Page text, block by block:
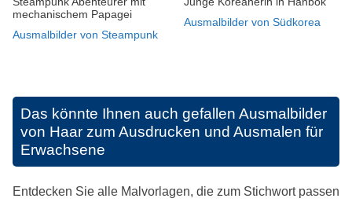
mechanischem Papagei
Ausmalbilder von Steampunk
Ausmalbilder von Südkorea
Das könnte Ihnen auch gefallen Ausmalbilder
von Haar zum Ausdrucken und Ausmalen für
Erwachsene
Entdecken Sie alle Malvorlagen, die zum Stichwort passen